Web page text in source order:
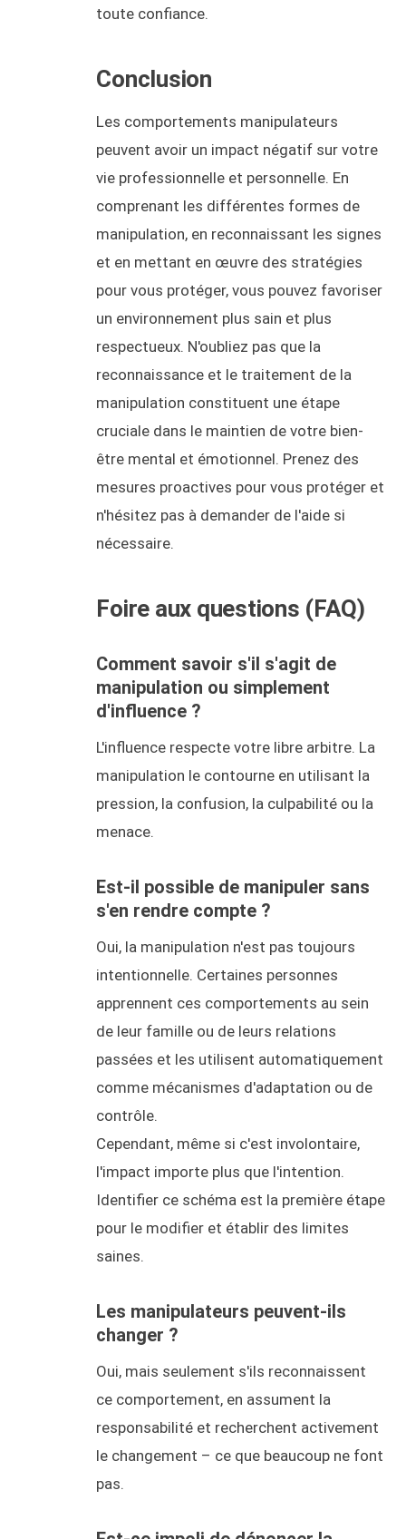
toute confiance.
Conclusion
Les comportements manipulateurs
peuvent avoir un impact négatif sur votre
vie professionnelle et personnelle. En
comprenant les différentes formes de
manipulation, en reconnaissant les signes
et en mettant en œuvre des stratégies
pour vous protéger, vous pouvez favoriser
un environnement plus sain et plus
respectueux. N'oubliez pas que la
reconnaissance et le traitement de la
manipulation constituent une étape
cruciale dans le maintien de votre bien-
être mental et émotionnel. Prenez des
mesures proactives pour vous protéger et
n'hésitez pas à demander de l'aide si
nécessaire.
Foire aux questions (FAQ)
Comment savoir s'il s'agit de
manipulation ou simplement
d'influence ?
L'influence respecte votre libre arbitre. La
manipulation le contourne en utilisant la
pression, la confusion, la culpabilité ou la
menace.
Est-il possible de manipuler sans
s'en rendre compte ?
Oui, la manipulation n'est pas toujours
intentionnelle. Certaines personnes
apprennent ces comportements au sein
de leur famille ou de leurs relations
passées et les utilisent automatiquement
comme mécanismes d'adaptation ou de
contrôle.
Cependant, même si c'est involontaire,
l'impact importe plus que l'intention.
Identifier ce schéma est la première étape
pour le modifier et établir des limites
saines.
Les manipulateurs peuvent-ils
changer ?
Oui, mais seulement s'ils reconnaissent
ce comportement, en assument la
responsabilité et recherchent activement
le changement – ​​ce que beaucoup ne font
pas.